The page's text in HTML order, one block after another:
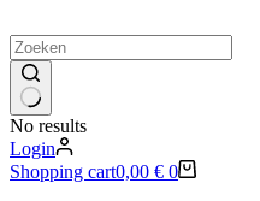
No results
Login
Shopping cart0,00 € 0